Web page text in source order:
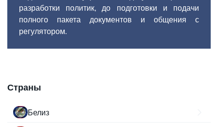
разработки политик, до подготовки и подачи
полного пакета документов и общения с
регулятором.
Страны
Белиз